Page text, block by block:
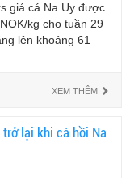
giá cá Na Uy được
kg cho tuần 29
lên khoảng 61
XEM THÊM
lại khi cá hồi Na